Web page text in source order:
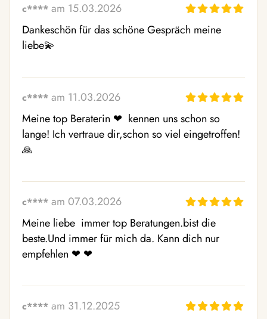
c**** am 15.03.2026
Dankeschön für das schöne Gespräch meine
liebe💫
c**** am 11.03.2026
Meine top Beraterin ❤ ️ kennen uns schon so
lange! Ich vertraue dir,schon so viel eingetroffen!
🙏
c**** am 07.03.2026
Meine liebe  immer top Beratungen.bist die
beste.Und immer für mich da. Kann dich nur
empfehlen ❤ ️❤ ️
c**** am 31.12.2025